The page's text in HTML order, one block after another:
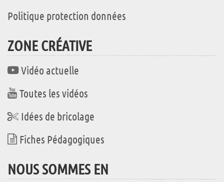
Politique protection données
ZONE CRÉATIVE
Vidéo actuelle
Toutes les vidéos
Idées de bricolage
Fiches Pédagogiques
NOUS SOMMES EN